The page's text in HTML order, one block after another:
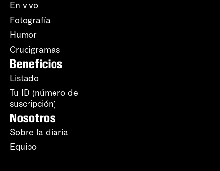
En vivo
Fotografía
Humor
Crucigramas
Beneficios
Listado
Tu ID (número de
suscripción)
Nosotros
Sobre la diaria
Equipo